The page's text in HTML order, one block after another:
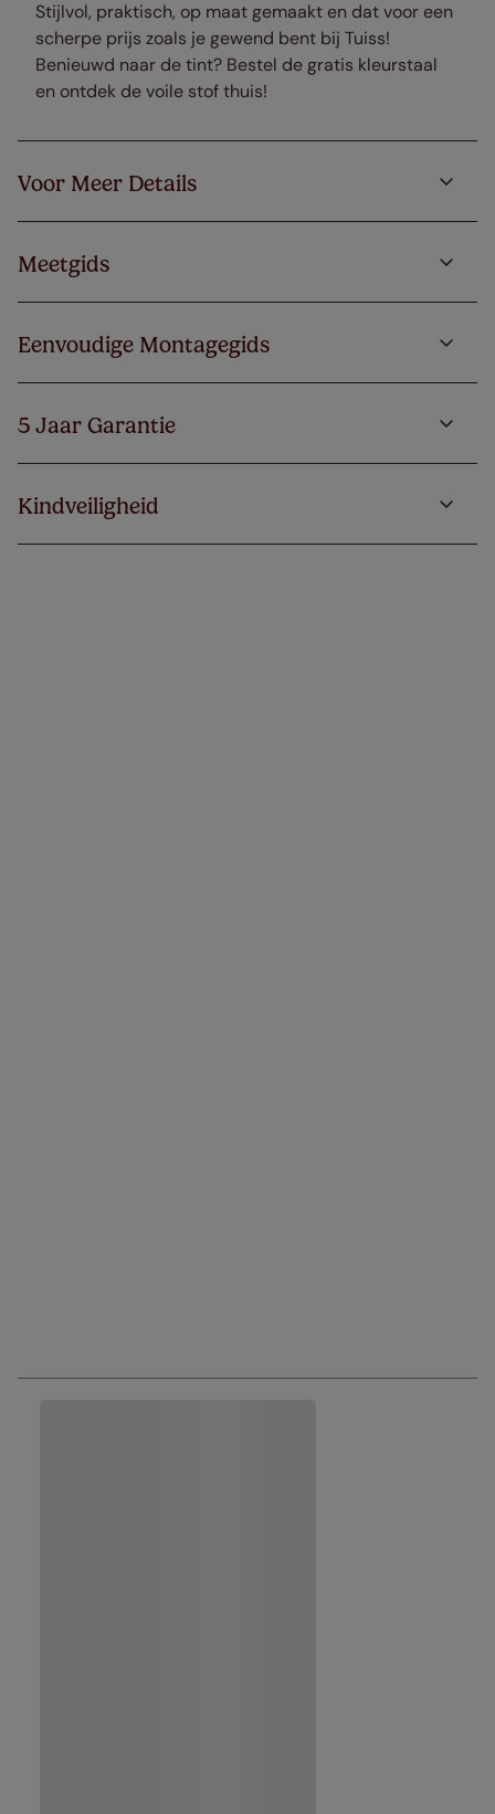
Stijlvol, praktisch, op maat gemaakt en dat voor een
scherpe prijs zoals je gewend bent bij Tuiss!
Benieuwd naar de tint? Bestel de gratis kleurstaal
en ontdek de voile stof thuis!
Voor Meer Details
Meetgids
Eenvoudige Montagegids
5 Jaar Garantie
Kindveiligheid